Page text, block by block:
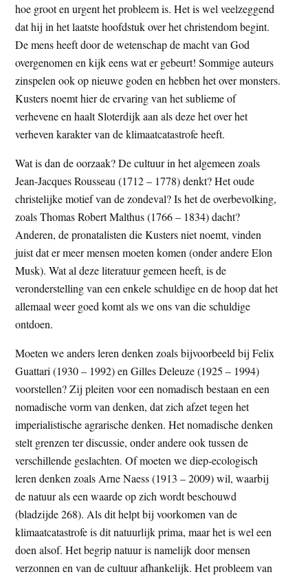
hoe groot en urgent het probleem is. Het is wel veelzeggend
dat hij in het laatste hoofdstuk over het christendom begint.
De mens heeft door de wetenschap de macht van God
overgenomen en kijk eens wat er gebeurt! Sommige auteurs
zinspelen ook op nieuwe goden en hebben het over monsters.
Kusters noemt hier de ervaring van het sublieme of
verhevene en haalt Sloterdijk aan als deze het over het
verheven karakter van de klimaatcatastrofe heeft.
Wat is dan de oorzaak? De cultuur in het algemeen zoals
Jean-Jacques Rousseau (1712 – 1778) denkt? Het oude
christelijke motief van de zondeval? Is het de overbevolking,
zoals Thomas Robert Malthus (1766 – 1834) dacht?
Anderen, de pronatalisten die Kusters niet noemt, vinden
juist dat er meer mensen moeten komen (onder andere Elon
Musk). Wat al deze literatuur gemeen heeft, is de
veronderstelling van een enkele schuldige en de hoop dat het
allemaal weer goed komt als we ons van die schuldige
ontdoen.
Moeten we anders leren denken zoals bijvoorbeeld bij Felix
Guattari (1930 – 1992) en Gilles Deleuze (1925 – 1994)
voorstellen? Zij pleiten voor een nomadisch bestaan en een
nomadische vorm van denken, dat zich afzet tegen het
imperialistische agrarische denken. Het nomadische denken
stelt grenzen ter discussie, onder andere ook tussen de
verschillende geslachten. Of moeten we diep-ecologisch
leren denken zoals Arne Naess (1913 – 2009) wil, waarbij
de natuur als een waarde op zich wordt beschouwd
(bladzijde 268). Als dit helpt bij voorkomen van de
klimaatcatastrofe is dit natuurlijk prima, maar het is wel een
doen alsof. Het begrip natuur is namelijk door mensen
verzonnen en van de cultuur afhankelijk. Het probleem van